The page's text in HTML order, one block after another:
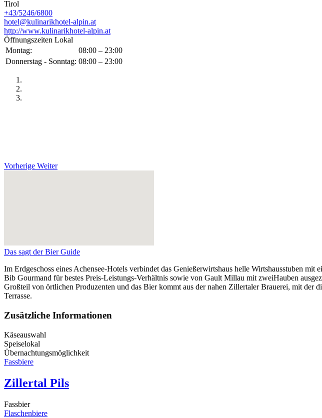
Tirol
+43/5246/6800
hotel@kulinarikhotel-alpin.at
http://www.kulinarikhotel-alpin.at
Öffnungszeiten Lokal
Montag:
08:00 – 23:00
Donnerstag - Sonntag: 08:00 – 23:00
Vorherige Weiter
Das sagt der Bier Guide
Im Erdgeschoss eines Achensee-Hotels verbindet das Genießerwirtshaus helle Wirtshausstuben
Bib Gourmand für bestes Preis-Leistungs-Verhältnis sowie von Gault Millau mit zweiHauben
Großteil von örtlichen Produzenten und das Bier kommt aus der nahen Zillertaler Brauerei, mit
Terrasse.
Zusätzliche Informationen
Käseauswahl
Speiselokal
Übernachtungsmöglichkeit
Fassbiere
Zillertal Pils
Fassbier
Flaschenbiere